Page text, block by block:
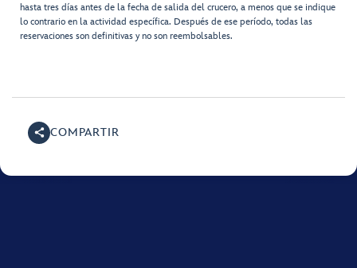
hasta tres días antes de la fecha de salida del crucero, a menos que se indique
lo contrario en la actividad específica. Después de ese período, todas las
reservaciones son definitivas y no son reembolsables.
COMPARTIR